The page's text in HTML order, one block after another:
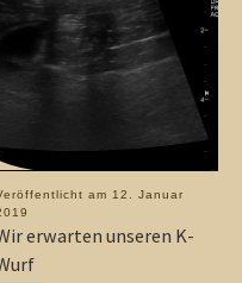
am 12. Januar
erwarten unseren K-